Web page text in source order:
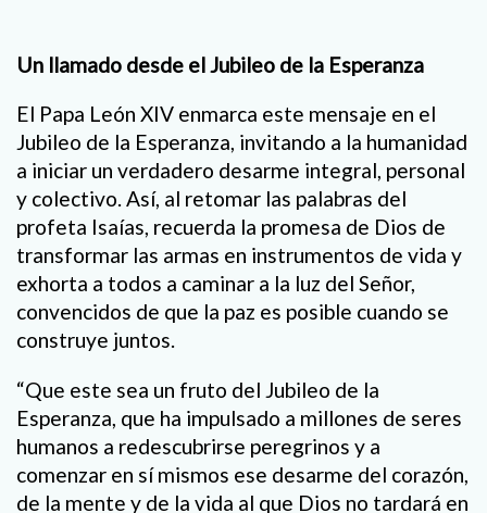
Un llamado desde el Jubileo de la Esperanza
El Papa León XIV enmarca este mensaje en el
Jubileo de la Esperanza, invitando a la humanidad
a iniciar un verdadero desarme integral, personal
y colectivo. Así, al retomar las palabras del
profeta Isaías, recuerda la promesa de Dios de
transformar las armas en instrumentos de vida y
exhorta a todos a caminar a la luz del Señor,
convencidos de que la paz es posible cuando se
construye juntos.
“Que este sea un fruto del Jubileo de la
Esperanza, que ha impulsado a millones de seres
humanos a redescubrirse peregrinos y a
comenzar en sí mismos ese desarme del corazón,
de la mente y de la vida al que Dios no tardará en